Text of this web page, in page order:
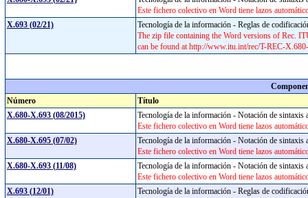
Este fichero colectivo en Word tiene lazos
X.693 (02/21)
Tecnología de la información - Reglas de
The zip file containing the Word versions of Rec.
can be found at http://www.itu.int/rec/T-REC-
Número
Título
X.680-X.693 (08/2015)
Tecnología de la información - Notación de
Este fichero colectivo en Word tiene lazos
X.680-X.695 (07/02)
Tecnología de la información - Notación de
Este fichero colectivo en Word tiene lazos
X.680-X.693 (11/08)
Tecnología de la información - Notación de
Este fichero colectivo en Word tiene lazos
X.693 (12/01)
Tecnología de la información - Reglas de